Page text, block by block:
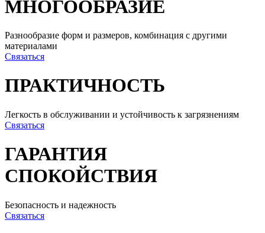
МНОГООБРАЗИЕ
Разнообразие форм и размеров, комбинация с другими
материалами
Связаться
ПРАКТИЧНОСТЬ
Легкость в обслуживании и устойчивость к загрязнениям
Связаться
ГАРАНТИЯ
СПОКОЙСТВИЯ
Безопасность и надежность
Связаться